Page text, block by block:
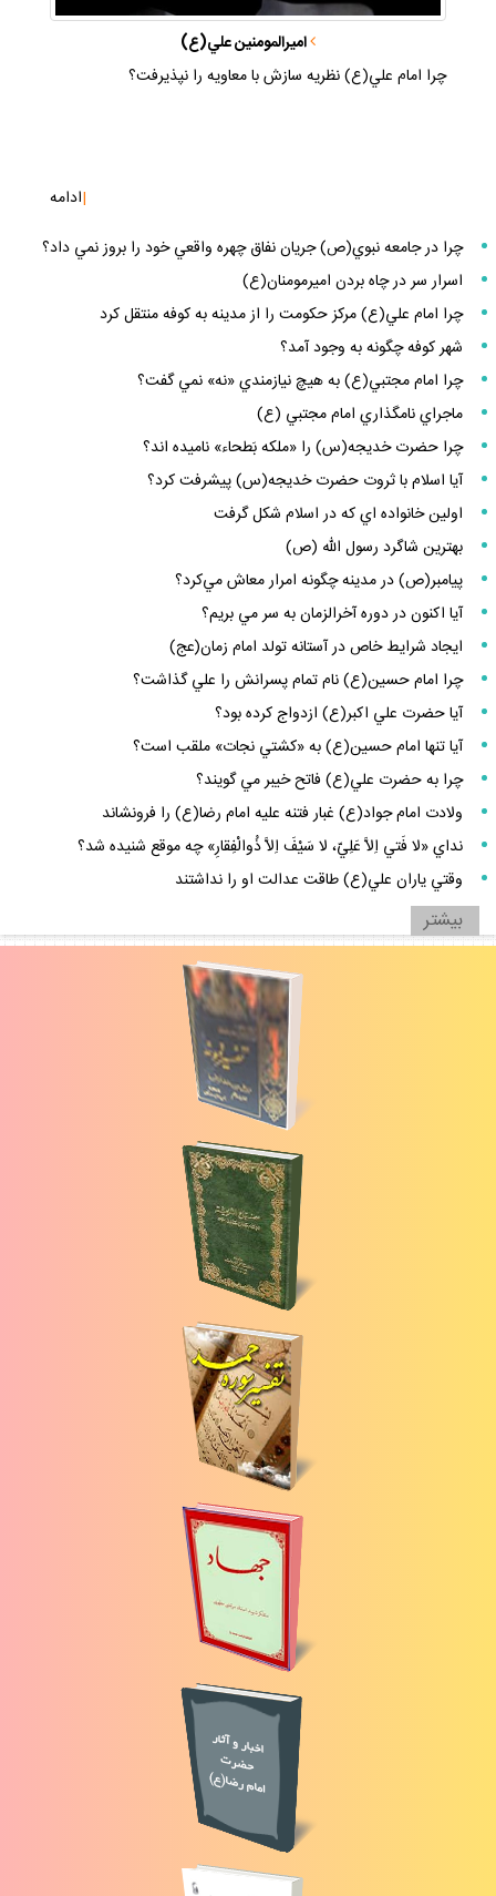
اميرالمومنين علي(ع)
چرا امام علي(ع) نظريه سازش با معاويه را نپذيرفت؟
|ادامه
چرا در جامعه نبوي(ص) جريان نفاق چهره واقعي خود را بروز نمي داد؟
اسرار سر در چاه بردن اميرمومنان(ع)
چرا امام علي(ع) مركز حكومت را از مدينه به كوفه منتقل كرد
شهر كوفه چگونه به وجود آمد؟
چرا امام مجتبي(ع) به هيچ نيازمندي «نه» نمي گفت؟
ماجراي نامگذاري امام مجتبي (ع)
چرا حضرت خديجه(س) را «ملكه بَطحاء» ناميده اند؟
آيا اسلام با ثروت حضرت خديجه(س) پيشرفت كرد؟
اولين خانواده اي كه در اسلام شكل گرفت
بهترين شاگرد رسول الله (ص)
پيامبر(ص) در مدينه چگونه امرار معاش مي‌كرد؟
آيا اكنون در دوره آخرالزمان به سر مي بريم؟
ايجاد شرايط خاص در آستانه تولد امام زمان(عج)
چرا امام حسين(ع) نام تمام پسرانش را علي گذاشت؟
آيا حضرت علي اكبر(ع) ازدواج كرده بود؟
آيا تنها امام حسين(ع) به «كشتي نجات» ملقب است؟
چرا به حضرت علي(ع) فاتح خيبر مي گويند؟
ولادت امام جواد(ع) غبار فتنه عليه امام رضا(ع) را فرونشاند
نداي «لا فَتي اِلاَّ عَلِيّ، لا سَيْفَ اِلاَّ ذُوالْفِقارِ» چه موقع شنيده شد؟
وقتي ياران علي(ع) طاقت عدالت او را نداشتند
بيشتر